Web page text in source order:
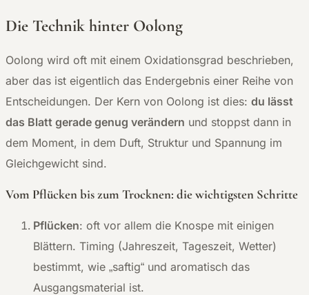
Die Technik hinter Oolong
Oolong wird oft mit einem Oxidationsgrad beschrieben,
aber das ist eigentlich das Endergebnis einer Reihe von
Entscheidungen. Der Kern von Oolong ist dies: du lässt
das Blatt gerade genug verändern und stoppst dann in
dem Moment, in dem Duft, Struktur und Spannung im
Gleichgewicht sind.
Vom Pflücken bis zum Trocknen: die wichtigsten Schritte
Pflücken: oft vor allem die Knospe mit einigen
Blättern. Timing (Jahreszeit, Tageszeit, Wetter)
bestimmt, wie „saftig“ und aromatisch das
Ausgangsmaterial ist.